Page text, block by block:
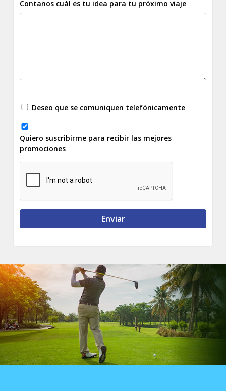
Contanos cuál es tu idea para tu próximo viaje
Deseo que se comuniquen telefónicamente
Quiero suscribirme para recibir las mejores
promociones